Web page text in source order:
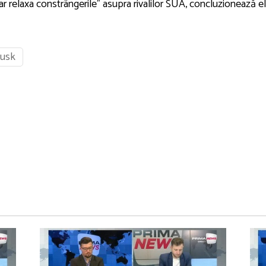
relaxa constrângerile" asupra rivalilor SUA, concluzionează